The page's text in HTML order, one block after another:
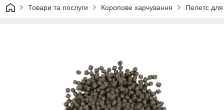
Товари та послуги Коропове харчування Пелетс